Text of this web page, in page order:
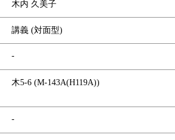
木内 久美子
講義 (対面型)
-
木5-6 (M-143A(H119A))
-